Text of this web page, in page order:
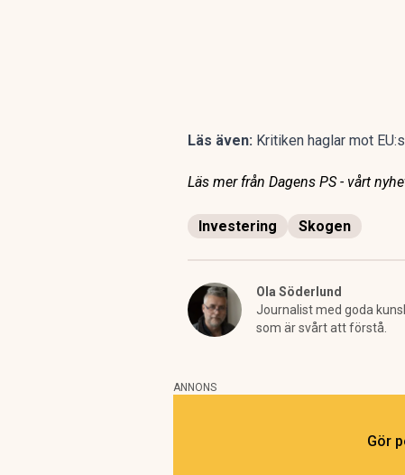
Läs även: Kritiken haglar mot
Läs mer från Dagens PS - vårt
Investering Skogen
Ola Söderlund
Journalist med goda
som är svårt att förstå.
ANNONS
Gör